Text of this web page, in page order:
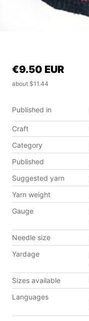
Published in
Craft
Category
Published
Suggested yarn
Yarn weight
Gauge
Needle size
Yardage
Sizes available
Languages
€9.50 EUR
about $11.44